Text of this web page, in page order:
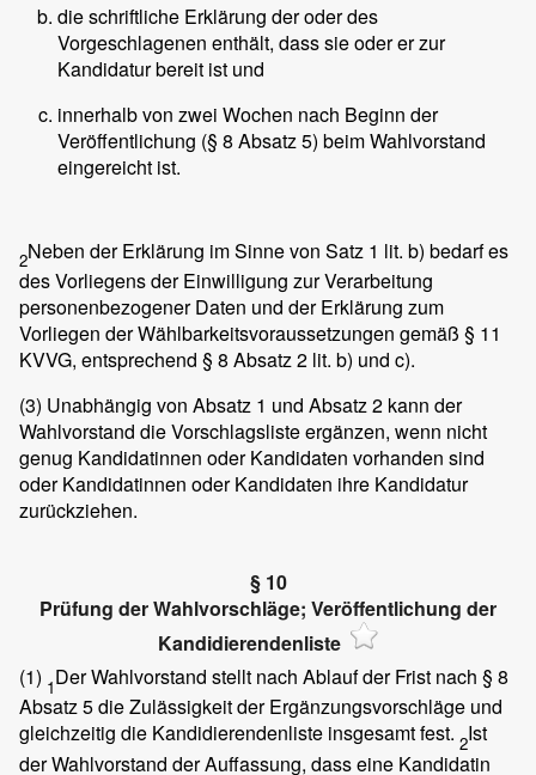
die schriftliche Erklärung der oder des
Vorgeschlagenen enthält, dass sie oder er zur
Kandidatur bereit ist und
innerhalb von zwei Wochen nach Beginn der
Veröffentlichung (§ 8 Absatz 5) beim Wahlvorstand
eingereicht ist.
2Neben der Erklärung im Sinne von Satz 1 lit. b) bedarf es
des Vorliegens der Einwilligung zur Verarbeitung
personenbezogener Daten und der Erklärung zum
Vorliegen der Wählbarkeitsvoraussetzungen gemäß § 11
KVVG, entsprechend § 8 Absatz 2 lit. b) und c).
(3) Unabhängig von Absatz 1 und Absatz 2 kann der
Wahlvorstand die Vorschlagsliste ergänzen, wenn nicht
genug Kandidatinnen oder Kandidaten vorhanden sind
oder Kandidatinnen oder Kandidaten ihre Kandidatur
zurückziehen.
§ 10
Prüfung der Wahlvorschläge; Veröffentlichung der
Kandidierendenliste
(1) 1Der Wahlvorstand stellt nach Ablauf der Frist nach § 8
Absatz 5 die Zulässigkeit der Ergänzungsvorschläge und
gleichzeitig die Kandidierendenliste insgesamt fest. 2Ist
der Wahlvorstand der Auffassung, dass eine Kandidatin